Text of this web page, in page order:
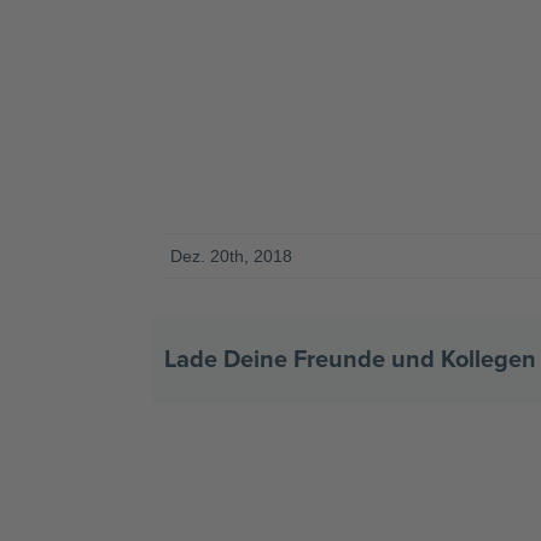
Dez. 20th, 2018
Lade Deine Freunde und